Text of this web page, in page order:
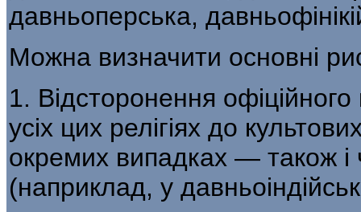
давньоперська,
Можна визначити основні
1. Відсторонення офіційного
усіх цих релігіях до
окремих випадках — також і
(наприклад, у